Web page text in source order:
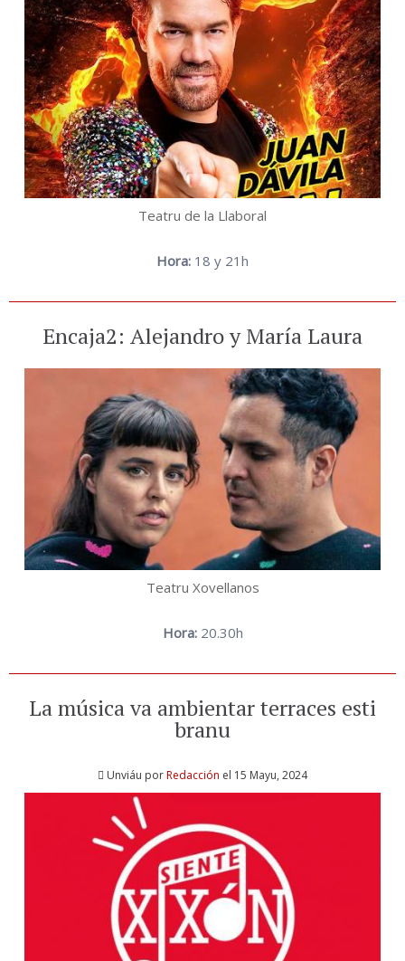
Teatru de la Llaboral
Hora: 18 y 21h
Encaja2: Alejandro y María Laura
Teatru Xovellanos
Hora:20.30h
La música va ambientar terraces esti
branu
Unviáu porRedacción el 15 Mayu, 2024